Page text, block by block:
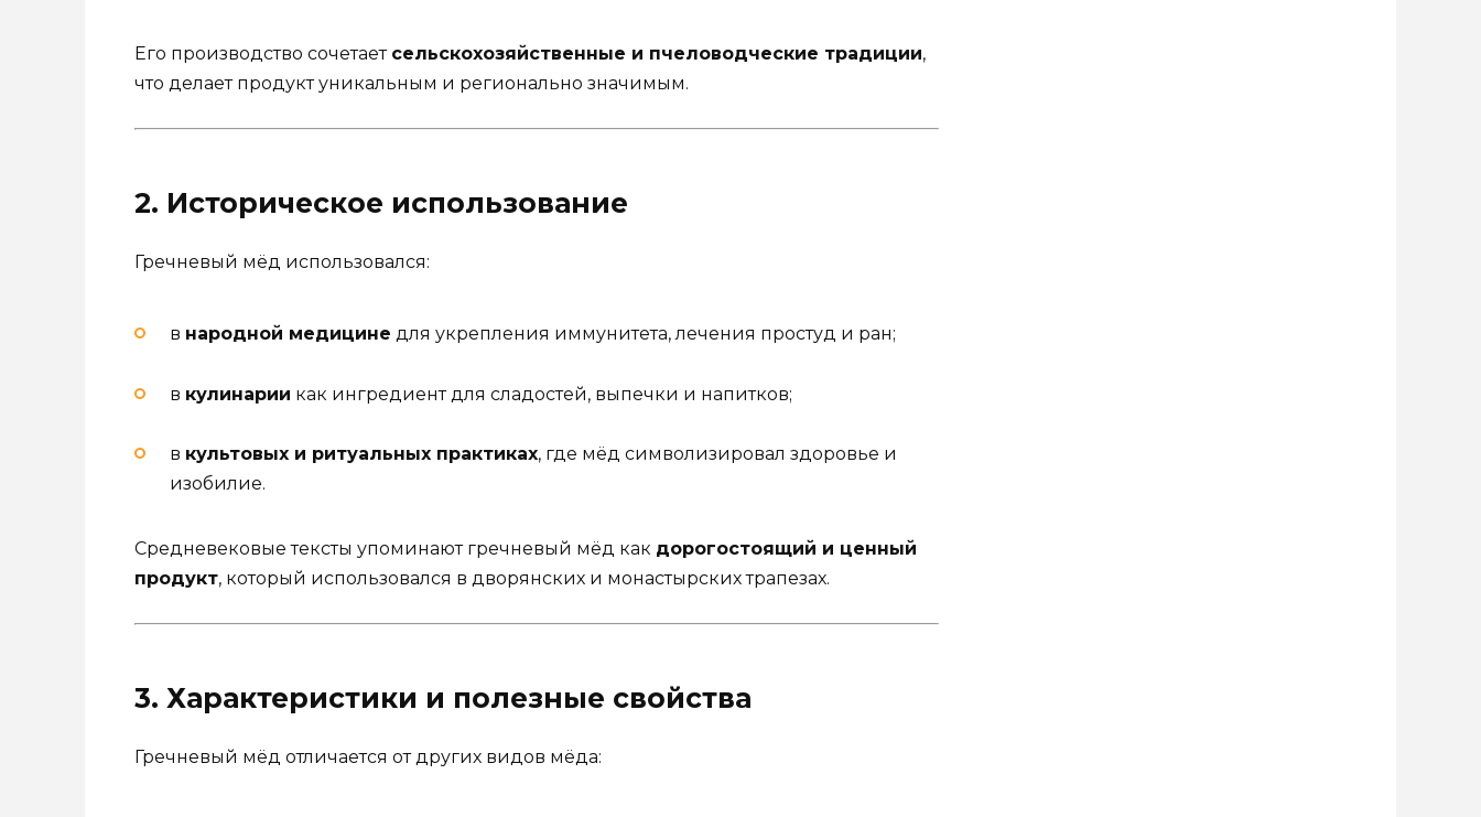
Его производство сочетает сельскохозяйственные и пчеловодческие традиции,
что делает продукт уникальным и регионально значимым.
2. Историческое использование
Гречневый мёд использовался:
в народной медицине для укрепления иммунитета, лечения простуд и ран;
в кулинарии как ингредиент для сладостей, выпечки и напитков;
в культовых и ритуальных практиках, где мёд символизировал здоровье и
изобилие.
Средневековые тексты упоминают гречневый мёд как дорогостоящий и ценный
продукт, который использовался в дворянских и монастырских трапезах.
3. Характеристики и полезные свойства
Гречневый мёд отличается от других видов мёда: